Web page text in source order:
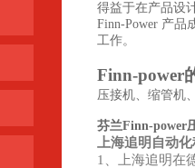
得益于在产品设
Finn-Power 产品
工作。
Finn-power
压接机、缩管机
芬兰Finn-power
上海追明自动
1
、上海追明